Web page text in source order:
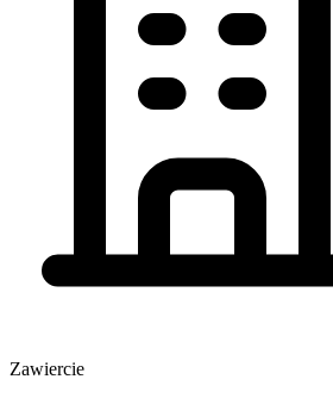
Zawiercie